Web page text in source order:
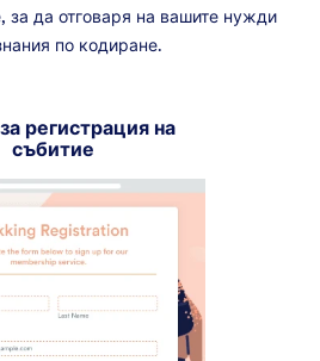
за да отговаря на вашите нужди
по кодиране.
регистрация на
събитие